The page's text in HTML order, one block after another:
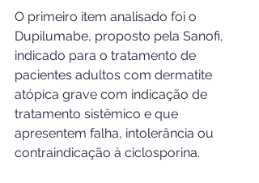
O primeiro item analisado foi o
Dupilumabe, proposto pela Sanofi,
indicado para o tratamento de
pacientes adultos com dermatite
atópica grave com indicação de
tratamento sistêmico e que
apresentem falha, intolerância ou
contraindicação à ciclosporina.